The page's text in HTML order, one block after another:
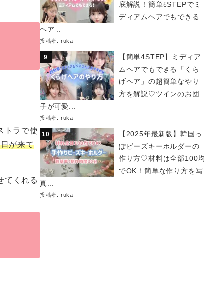
トラで使
が来て
てくれる
底解説！簡単5STEPでミ
ディアムヘアでもできる
ヘア...
投稿者: ruka
【簡単4STEP】ミディア
ムヘアでもできる「くら
げヘア」の超簡単なやり
方を解説♡ツインのお団
子が可愛...
投稿者: ruka
【2025年最新版】韓国っ
ぽビーズキーホルダーの
作り方♡材料は全部100均
でOK！簡単な作り方を写
真...
投稿者: ruka